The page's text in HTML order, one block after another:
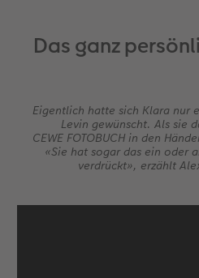
Das ganz
Eigentlich hatte sich Klara nur
Levin gewünscht. Als sie
CEWE FOTOBUCH in den
«Sie hat sogar das ein oder
verdrückt», erzählt